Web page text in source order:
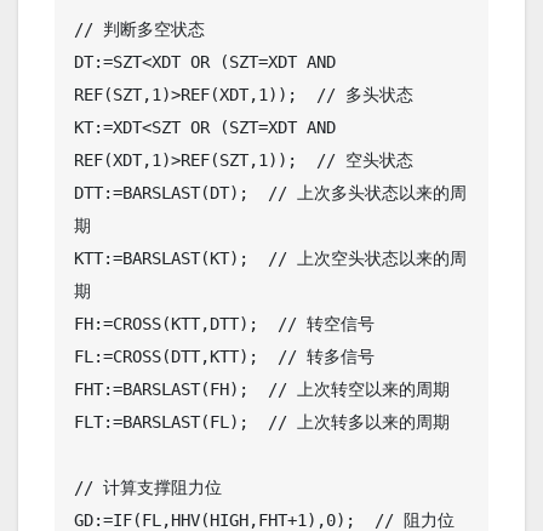
// 判断多空状态
DT:=SZT<XDT OR (SZT=XDT AND
REF(SZT,1)>REF(XDT,1));  // 多头状态
KT:=XDT<SZT OR (SZT=XDT AND
REF(XDT,1)>REF(SZT,1));  // 空头状态
DTT:=BARSLAST(DT);  // 上次多头状态以来的周
期
KTT:=BARSLAST(KT);  // 上次空头状态以来的周
期
FH:=CROSS(KTT,DTT);  // 转空信号
FL:=CROSS(DTT,KTT);  // 转多信号
FHT:=BARSLAST(FH);  // 上次转空以来的周期
FLT:=BARSLAST(FL);  // 上次转多以来的周期
// 计算支撑阻力位
GD:=IF(FL,HHV(HIGH,FHT+1),0);  // 阻力位